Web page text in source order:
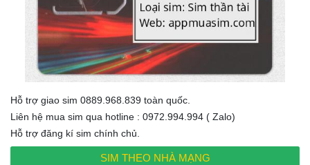
Hỗ trợ giao sim 0889.968.839 toàn quốc.
Liên hệ mua sim qua hotline : 0972.994.994 ( Zalo)
Hỗ trợ đăng kí sim chính chủ.
SIM THEO NHÀ MẠNG